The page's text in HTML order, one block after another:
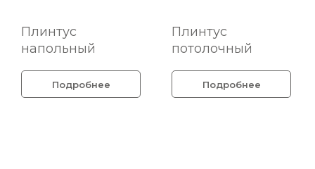
Плинтус
напольный
Подробнее
Плинтус
потолочный
Подробнее